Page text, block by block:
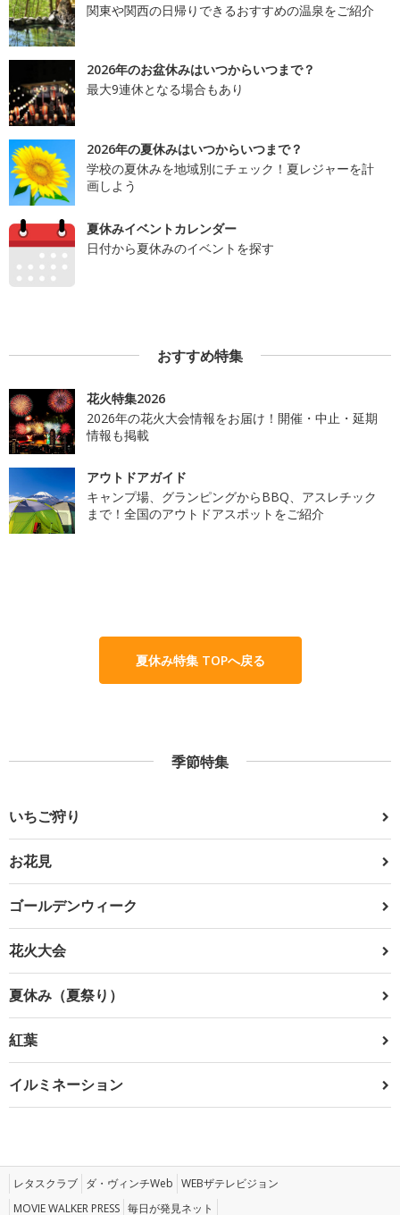
関東や関西の日帰りできるおすすめの温泉をご紹介
2026年のお盆休みはいつからいつまで？
最大9連休となる場合もあり
2026年の夏休みはいつからいつまで？
学校の夏休みを地域別にチェック！夏レジャーを計
画しよう
夏休みイベントカレンダー
日付から夏休みのイベントを探す
おすすめ特集
花火特集2026
2026年の花火大会情報をお届け！開催・中止・延期
情報も掲載
アウトドアガイド
キャンプ場、グランピングからBBQ、アスレチック
まで！全国のアウトドアスポットをご紹介
夏休み特集 TOPへ戻る
季節特集
いちご狩り
お花見
ゴールデンウィーク
花火大会
夏休み（夏祭り）
紅葉
イルミネーション
レタスクラブ ダ・ヴィンチWeb WEBザテレビジョン
MOVIE WALKER PRESS 毎日が発見ネット